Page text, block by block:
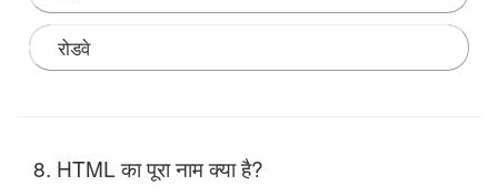
रोडवे
8. HTML का पूरा नाम क्या है?